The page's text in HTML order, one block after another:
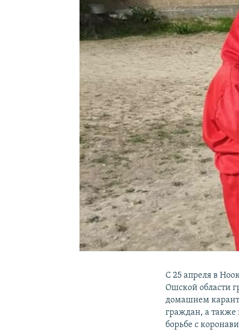
С 25 апреля в
Ошской области
домашнем
граждан, а также
борьбе с